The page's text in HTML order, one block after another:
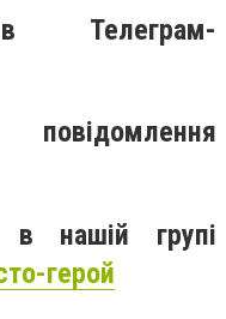
нашій групі
герой